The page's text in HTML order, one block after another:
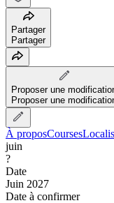
Partager
Partager
Proposer une
Proposer une
À proposCourses
juin
?
Date
Juin 2027
Date à confirmer